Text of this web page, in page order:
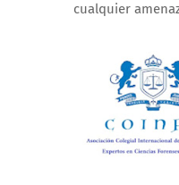
cualquier